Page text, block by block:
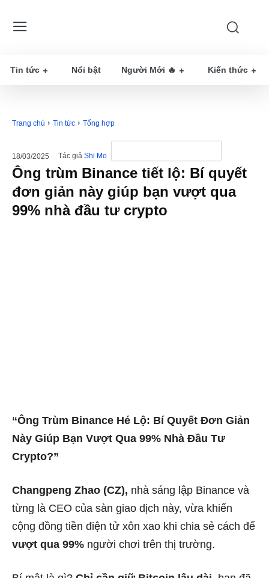
Tin tức Nổi bật Người Mới 🔥 Kiến thức
Trang chủ Tin tức Tổng hợp
18/03/2025 Tác giả Shi Mo
Ông trùm Binance tiết lộ: Bí quyết
đơn giản này giúp bạn vượt qua
99% nhà đầu tư crypto
“Ông Trùm Binance Hé Lộ: Bí Quyết Đơn Giản
Này Giúp Bạn Vượt Qua 99% Nhà Đầu Tư
Crypto?”
Changpeng Zhao (CZ), nhà sáng lập Binance và
từng là CEO của sàn giao dịch này, vừa khiến
cộng đồng tiền điện tử xôn xao khi chia sẻ cách để
vượt qua 99% người chơi trên thị trường.